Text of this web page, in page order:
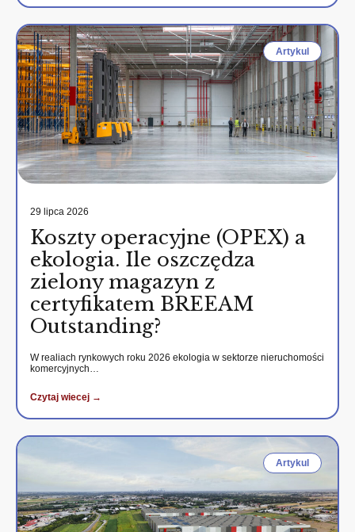
Artykul
29 lipca 2026
Koszty operacyjne (OPEX) a
ekologia. Ile oszczędza
zielony magazyn z
certyfikatem BREEAM
Outstanding?
W realiach rynkowych roku 2026 ekologia w sektorze nieruchomości
komercyjnych…
Czytaj wiecej →
Artykul